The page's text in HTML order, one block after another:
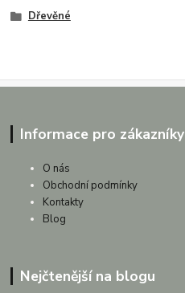
Dřevěné
Informace pro zákazníky
O nás
Obchodní podmínky
Kontakty
Blog
Nejčtenější na blogu